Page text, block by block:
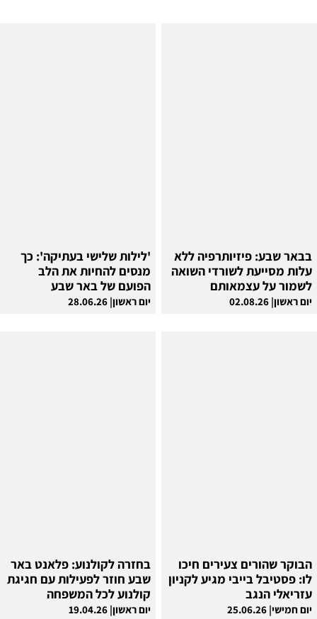
בבאר שבע: פיזיותרפיה ללא
עלות מסייעת לשורדי השואה
לשמור על עצמאותם
יום ראשון| 02.08.26
'לילות שלישי בעתיקה': כך
מנסים להחיות את הלב
הפועם של באר שבע
יום ראשון| 28.06.26
הבוקר שהורים צעירים חיכו
לו: פסטיבל בייבי מגיע לקניון
עזריאלי הנגב
יום חמישי| 25.06.26
בחזרה לקולנוע: פלאנט באר
שבע חוזר לפעילות עם חגיגת
קולנוע לכל המשפחה
יום ראשון| 19.04.26